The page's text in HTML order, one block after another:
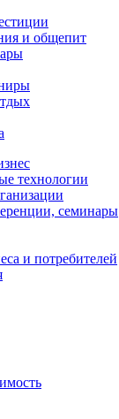
и общепит
технологии
семинары
и потребителей